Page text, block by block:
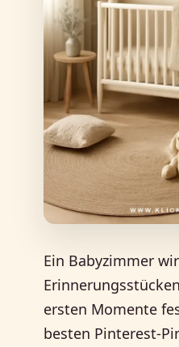
Ein Babyzimmer
ersten Momente
besten Pinterest-